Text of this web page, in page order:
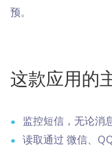
预。
这款应用的
监控短信，无论消
读取通过 微信、